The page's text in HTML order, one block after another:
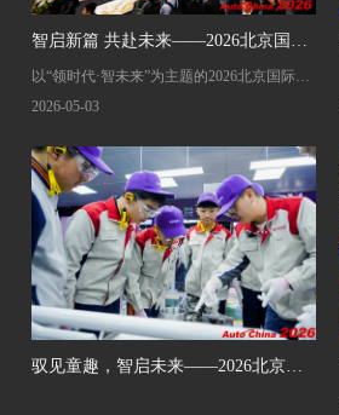
智启新篇 共赴未来——2026北京国际
汽车展览会圆满闭幕
以“领时代·智未来”为主题的2026北京国际汽
车展览会（以下简称“2026北京车展”），历
不舍下，在北京中国国际展览中心（顺义
馆）、首都国际会展中心双馆圆满落幕。作
为全球规模和影响力最大的国际A级车展，
2026北京车展紧扣全球汽车产业变革趋势，
成为彰显中国汽车产业硬实力、引领全球产
业变革风向、连接中外产业交流合作的核心
枢纽，全方位展现了新时代中国汽车产业高
质量发展的蓬勃生机，其空前的规模与高度
2026-05-03
驭见童趣，智启未来——2026北京车